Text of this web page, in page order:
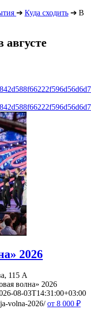
➔ Куда сходить ➔ В
августе
2026
115 A
волна» 2026
08-03T14:31:00+03:00
volna-2026/ от 8 000 ₽